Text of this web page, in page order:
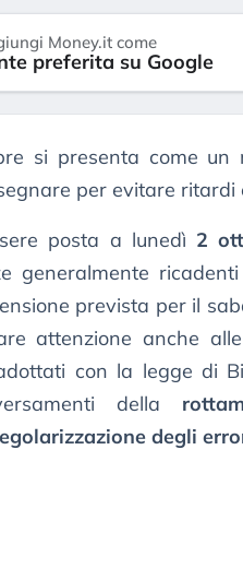
Money.it come
preferita su Google
si presenta come un
per evitare ritardi
posta a lunedì 2
generalmente
prevista per il
attenzione anche
con la legge di
della
degli
reale. (…)
24 luglio 2026